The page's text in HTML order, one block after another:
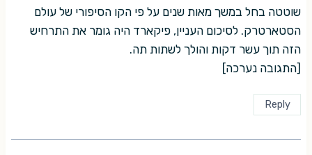
שוטטה בחל במשך מאות שנים על פי הקו הסיפורי של עולם
הסטארטרק. לסיכום העניין, פיקארד היה גומר את התרחיש
הזה תוך עשר דקות והולך לשתות תה.
[התגובה נערכה]
Reply